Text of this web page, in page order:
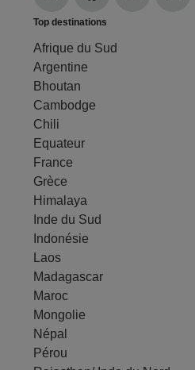
Top destinations
Afrique du Sud
Argentine
Bhoutan
Cambodge
Chili
Equateur
France
Grèce
Himalaya
Inde du Sud
Indonésie
Laos
Madagascar
Maroc
Mongolie
Népal
Pérou